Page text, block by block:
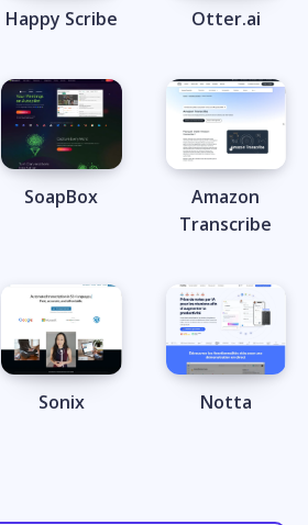
Happy Scribe Otter.ai
SoapBox
Amazon
Transcribe
Sonix Notta